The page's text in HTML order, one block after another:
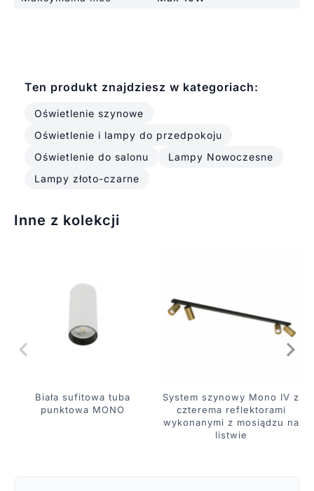
Ten produkt znajdziesz w kategoriach:
Oświetlenie szynowe
Oświetlenie i lampy do przedpokoju
Oświetlenie do salonu
Lampy Nowoczesne
Lampy złoto-czarne
Inne z kolekcji
Biała sufitowa tuba
punktowa MONO
System szynowy Mono IV z
czterema reflektorami
wykonanymi z mosiądzu na
listwie